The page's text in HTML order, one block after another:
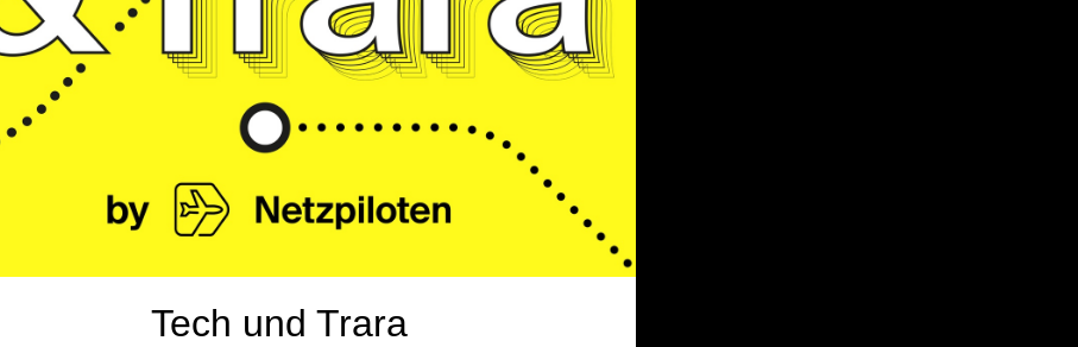
Tech und Trara